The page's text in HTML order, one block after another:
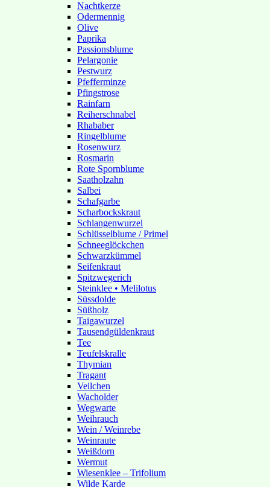
Nachtkerze
Odermennig
Olive
Paprika
Passionsblume
Pelargonie
Pestwurz
Pfefferminze
Pfingstrose
Rainfarn
Reiherschnabel
Rhababer
Ringelblume
Rosenwurz
Rosmarin
Rote Spornblume
Saatholzahn
Salbei
Schafgarbe
Scharbockskraut
Schlangenwurzel
Schlüsselblume / Primel
Schneeglöckchen
Schwarzkümmel
Seifenkraut
Spitzwegerich
Steinklee • Melilotus
Süssdolde
Süßholz
Taigawurzel
Tausendgüldenkraut
Tee
Teufelskralle
Thymian
Tragant
Veilchen
Wacholder
Wegwarte
Weihrauch
Wein / Weinrebe
Weinraute
Weißdorn
Wermut
Wiesenklee – Trifolium
Wilde Karde